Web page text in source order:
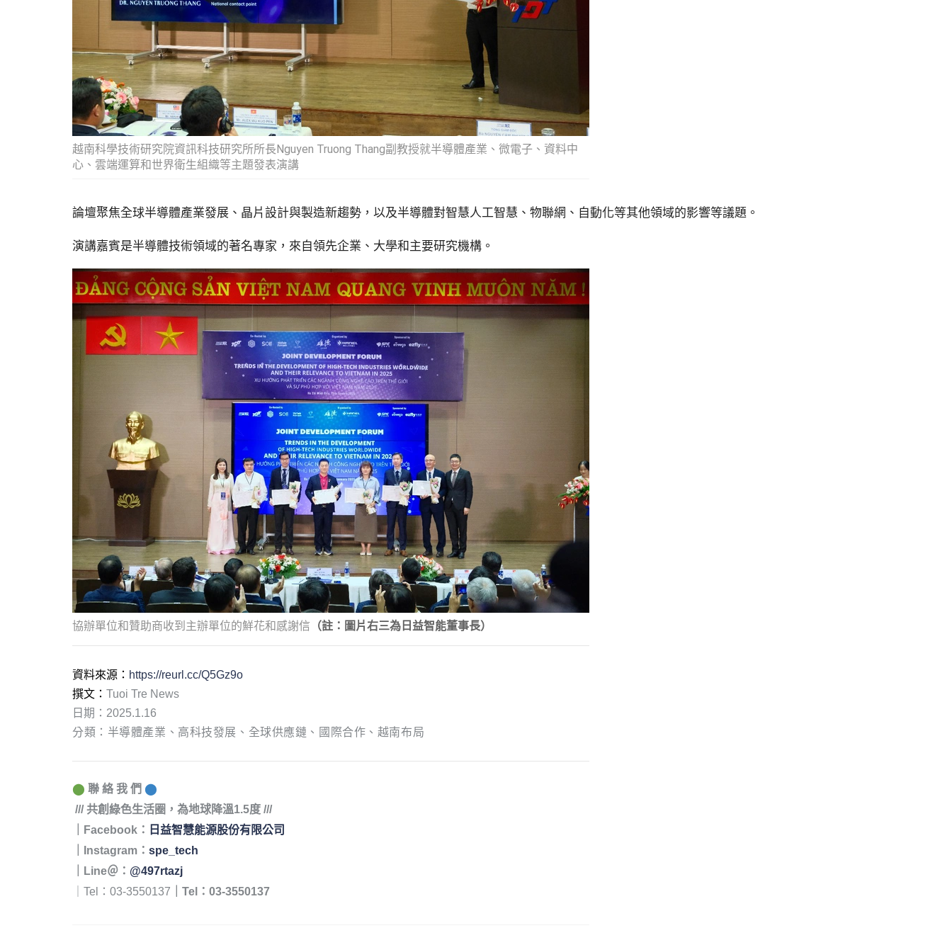
越南科學技術研究院資訊科技研究所所長Nguyen Truong Thang副教授就半導體產業、微電子、資料中
心、雲端運算和世界衛生組織等主題發表演講
論壇聚焦全球半導體產業發展、晶片設計與製造新趨勢，以及半導體對智慧人工智慧、物聯網、自動化等其他領域的影響等議題。
演講嘉賓是半導體技術領域的著名專家，來自領先企業、大學和主要研究機構。
協辦單位和贊助商收到主辦單位的鮮花和感謝信 （註：圖片右三為日益智能董事長）
資料來源： https://reurl.cc/Q5Gz9o
撰文： Tuoi Tre News
日期：2025.1.16
分類：半導體產業、高科技發展、全球供應鏈、國際合作、越南布局
⬤ 聯 絡 我 們 ⬤
/// 共創綠色生活圈，為地球降溫1.5度 ///
｜Facebook： 日益智慧能源股份有限公司
Instagram： spe_tech
｜Line＠： @497rtazj
｜Tel：03-3550137 ｜Tel：03-3550137